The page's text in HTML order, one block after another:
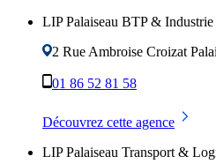
LIP Palaiseau BTP & Industrie
2 Rue Ambroise Croizat
01 86 52 81 58
Découvrez cette agence
LIP Palaiseau Transport &